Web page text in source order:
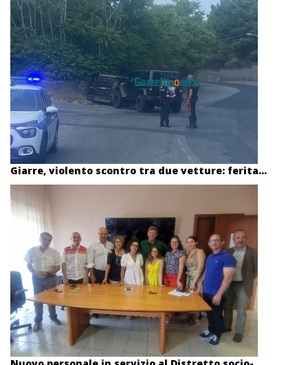
Giarre, violento scontro tra due vetture: ferita...